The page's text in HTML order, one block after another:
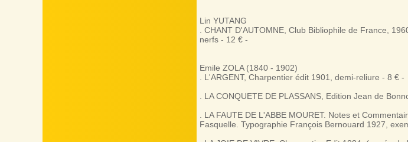
Lin YUTANG
. CHANT D'AUTOMNE, Club Bibliophile de France,
nerfs - 12 € -
Emile ZOLA (1840 - 1902)
. L'ARGENT, Charpentier édit 1901, demi-reliure - 8 € -
. LA CONQUETE DE PLASSANS, Edition Jean de
. LA FAUTE DE L'ABBE MOURET. Notes et
Fasquelle. Typographie François Bernouard 1927,